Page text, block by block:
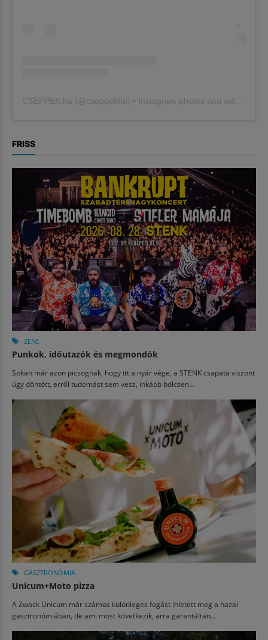
CSEPPEK.hu (@cseppekhu ) • Instagram photos and videos
FRISS
ZENE
Punkok, időutazók és megmondók
Sokan már azon picsognak, hogy itt a nyár vége, a STENK csapata viszont
úgy döntött, erről tudomást sem vesz, inkább bölcsen...
GASZTRONÓMIA
Unicum+Moto pizza
A Zwack Unicum már számos különleges fogást ihletett meg a hazai
gasztronómiában, de ami most következik, arra garantáltan...